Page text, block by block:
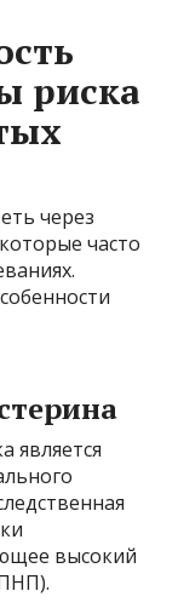
риска
через
часто
является
высокий